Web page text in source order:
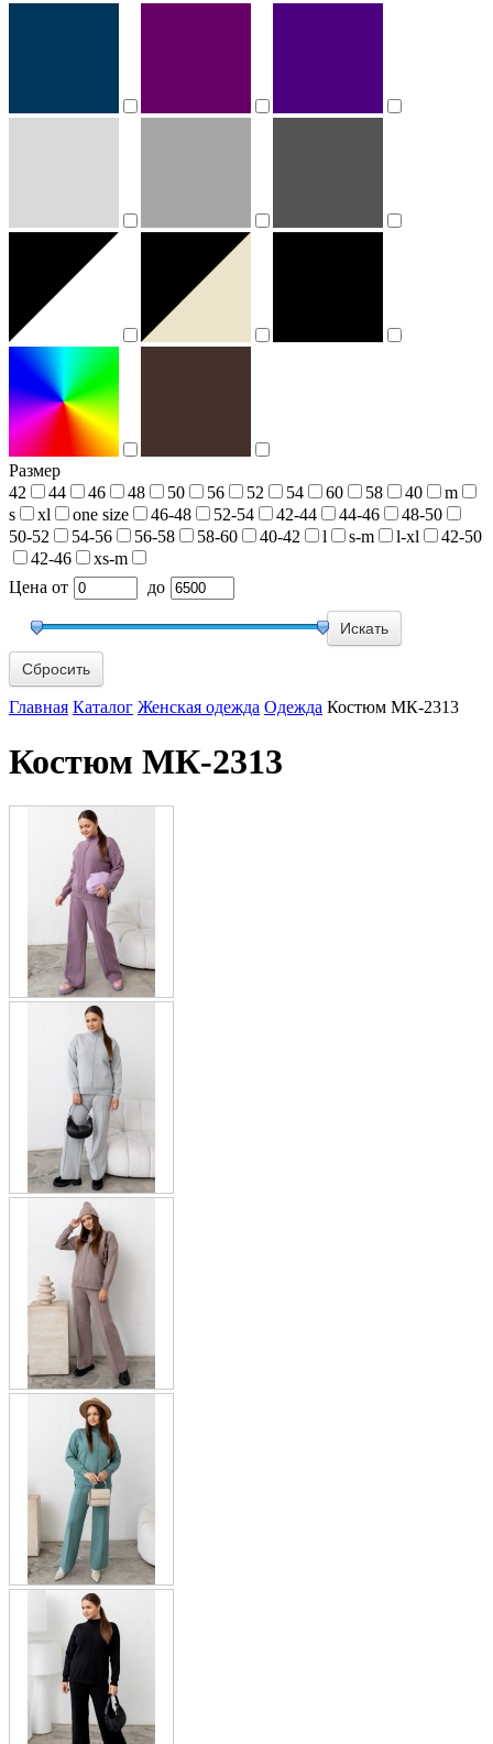
Размер
42
44 46 48 50 56 52 54 60 58 40
m
s
xl one size 46-48 52-54 42-44 44-46
48-50
50-52
54-56 56-58 58-60 40-42 l s-m l-xl
42-50
42-46
xs-m
Цена от до
Сбросить
Главная Каталог Женская одежда Одежда Костюм МК-2313
Костюм МК-2313